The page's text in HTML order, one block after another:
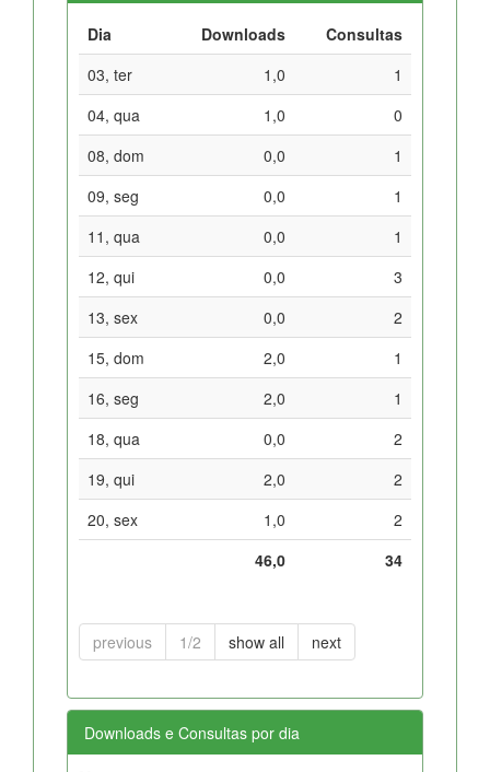
Dia Downloads
Consultas
03, ter
1,0
1
04, qua
1,0
0
08, dom
0,0
1
09, seg
0,0
1
11, qua
0,0
1
12, qui
0,0
3
13, sex
0,0
2
15, dom
2,0
1
16, seg
2,0
1
18, qua
0,0
2
19, qui
2,0
2
20, sex
1,0
2
46,0
34
previous 1/2 show all next
Downloads e Consultas por dia